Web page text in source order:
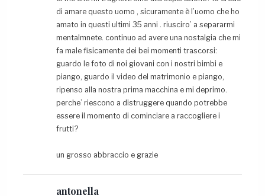
di amare questo uomo , sicuramente è l’uomo che ho
amato in questi ultimi 35 anni . riusciro’ a separarmi
mentalmnete. continuo ad avere una nostalgia che mi
fa male fisicamente dei bei momenti trascorsi:
guardo le foto di noi giovani con i nostri bimbi e
piango, guardo il video del matrimonio e piango,
ripenso alla nostra prima macchina e mi deprimo.
perche’ riescono a distruggere quando potrebbe
essere il momento di cominciare a raccogliere i
frutti?
un grosso abbraccio e grazie
antonella